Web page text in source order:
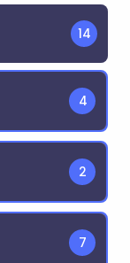
14
4
2
7